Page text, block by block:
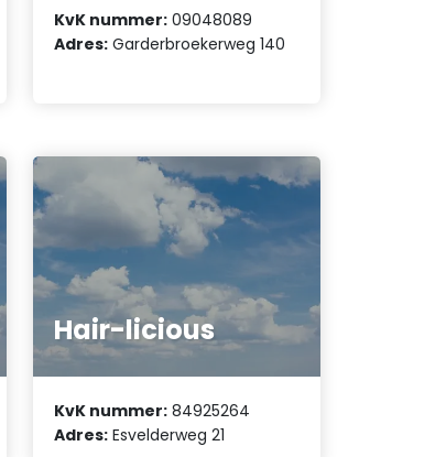
KvK nummer: 09048089
Adres: Garderbroekerweg 140
Hair-licious
KvK nummer: 84925264
Adres: Esvelderweg 21